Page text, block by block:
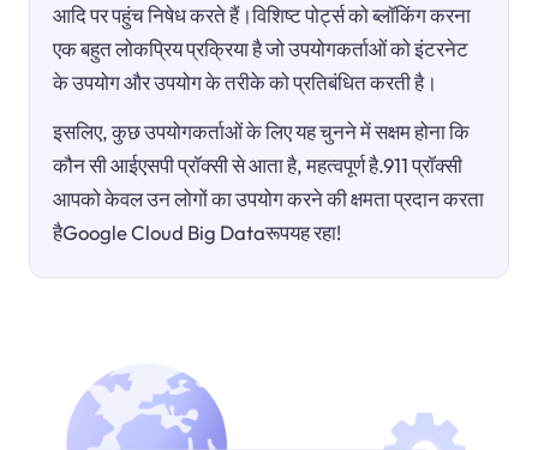
आदि पर पहुंच निषेध करते हैं।विशिष्ट पोर्ट्स को ब्लॉकिंग करना
एक बहुत लोकप्रिय प्रक्रिया है जो उपयोगकर्ताओं को इंटरनेट
के उपयोग और उपयोग के तरीके को प्रतिबंधित करती है।
इसलिए, कुछ उपयोगकर्ताओं के लिए यह चुनने में सक्षम होना कि
कौन सी आईएसपी प्रॉक्सी से आता है, महत्वपूर्ण है.911 प्रॉक्सी
आपको केवल उन लोगों का उपयोग करने की क्षमता प्रदान करता
हैGoogle Cloud Big Dataरूपयह रहा!